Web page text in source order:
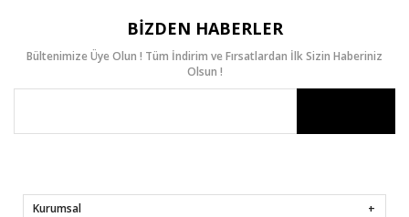
BIZDEN HABERLER
Bültenimize Üye Olun ! Tüm İndirim ve Fırsatlardan İlk Sizin Haberiniz
Olsun !
Kurumsal